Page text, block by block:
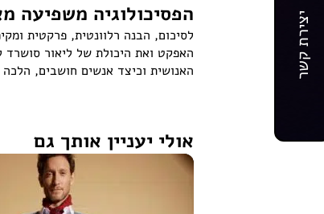
הפסיכולוגיה משפיעה
לסיכום, הבנה רלוונטית, פרקטית
האפקט ואת היכולת של ליאור
האנושית וכיצד אנשים חושבים,
אולי יעניין אותך גם
יצירת קשר